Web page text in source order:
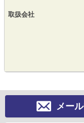
取扱会社
メー